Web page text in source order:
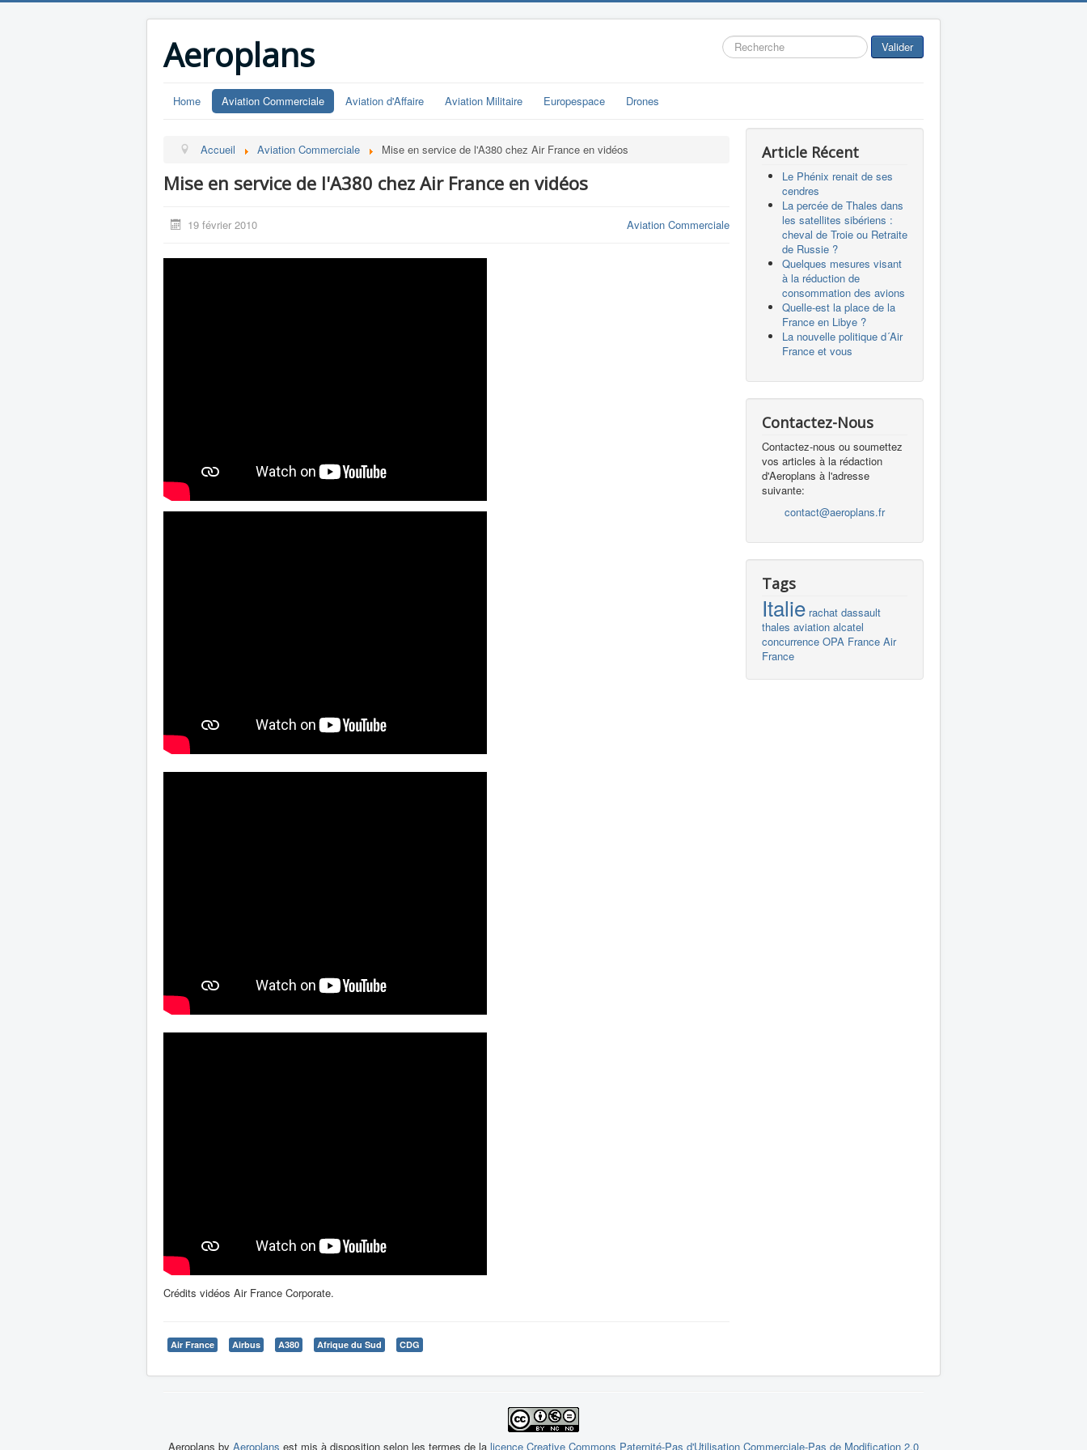
Aeroplans Rechercher Valider
Home Aviation Commerciale Aviation d'Affaire Aviation Militaire Europespace Drones
Accueil Aviation Commerciale Mise en service de l'A380 chez Air France en vidéos
Mise en service de l'A380 chez Air France en vidéos
19 février 2010 Aviation Commerciale
Crédits vidéos Air France Corporate.
Air France Airbus A380 Afrique du Sud CDG
Article Récent
Le Phénix renait de ses
cendres
La percée de Thales dans
les satellites sibériens :
cheval de Troie ou Retraite
de Russie ?
Quelques mesures visant
à la réduction de
consommation des avions
Quelle-est la place de la
France en Libye ?
La nouvelle politique d´Air
France et vous
Contactez-Nous
Contactez-nous ou soumettez
vos articles à la rédaction
d'Aeroplans à l'adresse
suivante:
contact@aeroplans.fr
Tags
Italie rachat dassault
thales aviation alcatel
concurrence OPA France Air
France
Aeroplans by Aeroplans est mis à disposition selon les termes de la licence Creative Commons Paternité-Pas d'Utilisation Commerciale-Pas de Modification 2.0